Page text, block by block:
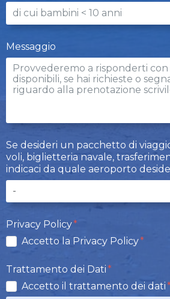
Messaggio
Se desideri un pacchetto di
voli, biglietteria navale,
indicaci da quale aeroporto
Privacy Policy
Accetto la Privacy Policy
Trattamento dei Dati
Accetto il trattamento dei dati